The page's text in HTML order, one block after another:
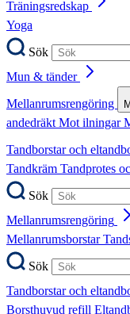
Träningsredskap
Yoga
Sök
Mun & tänder
Mellanrumsrengöring
andedräktMot ilningar
Tandborstar och
Tandkräm Tandprotes
Sök
Mellanrumsrengöring
Mellanrumsborstar
Sök
Tandborstar och
Borsthuvud refill